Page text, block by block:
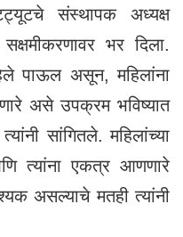
संस्थापक अध्यक्ष
भर दिला.
पाऊल असून, महिलांना
असे उपक्रम भविष्यात
सांगितले. महिलांच्या
त्यांना एकत्र आणणारे
असल्याचे मतही त्यांनी